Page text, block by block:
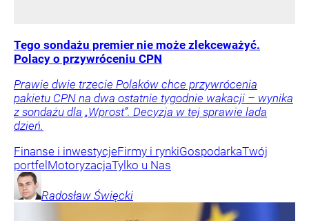
Tego sondażu premier nie może zlekceważyć.
Polacy o przywróceniu CPN
Prawie dwie trzecie Polaków chce przywrócenia
pakietu CPN na dwa ostatnie tygodnie wakacji – wynika
z sondażu dla „Wprost”. Decyzja w tej sprawie lada
dzień.
Finanse i inwestycjeFirmy i rynkiGospodarkaTwój
portfel MotoryzacjaTylko u Nas
Radosław Święcki